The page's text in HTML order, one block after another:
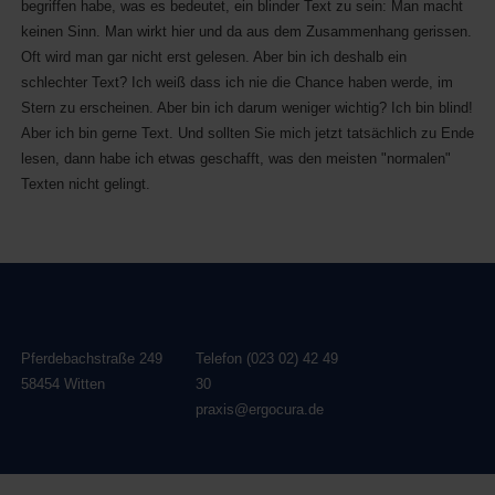
begriffen habe, was es bedeutet, ein blinder Text zu sein: Man macht
keinen Sinn. Man wirkt hier und da aus dem Zusammenhang gerissen.
Oft wird man gar nicht erst gelesen. Aber bin ich deshalb ein
schlechter Text? Ich weiß dass ich nie die Chance haben werde, im
Stern zu erscheinen. Aber bin ich darum weniger wichtig? Ich bin blind!
Aber ich bin gerne Text. Und sollten Sie mich jetzt tatsächlich zu Ende
lesen, dann habe ich etwas geschafft, was den meisten "normalen"
Texten nicht gelingt.
Pferdebachstraße 249
58454 Witten
Telefon (023 02) 42 49
30
praxis@ergocura.de